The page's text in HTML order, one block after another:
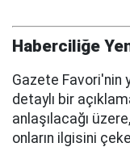
Haberciliğe
Gazete Favori'nin
detaylı bir
anlaşılacağı
onların ilgisini